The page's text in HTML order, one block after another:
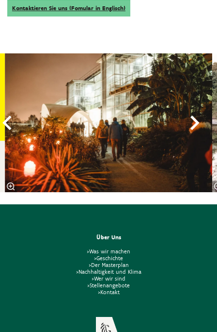
Kontaktieren Sie uns (Fomular in Englisch)
Über Uns
>Was wir machen
>Geschichte
>Der Masterplan
>Nachhaltigkeit und Klima
>Wer wir sind
>Stellenangebote
>Kontakt